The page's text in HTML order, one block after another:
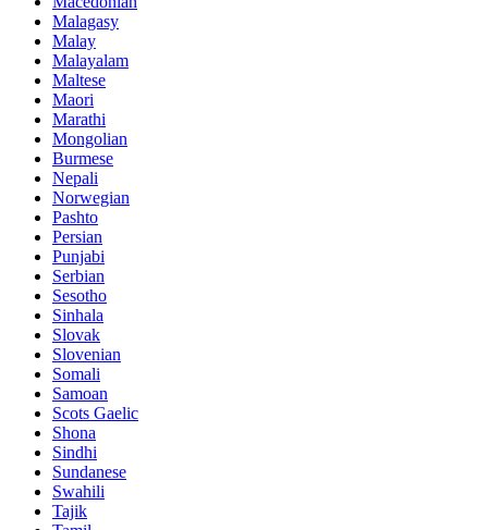
Malagasy
Malay
Malayalam
Maltese
Maori
Marathi
Mongolian
Burmese
Nepali
Norwegian
Pashto
Persian
Punjabi
Serbian
Sesotho
Sinhala
Slovak
Slovenian
Somali
Samoan
Scots Gaelic
Shona
Sindhi
Sundanese
Swahili
Tajik